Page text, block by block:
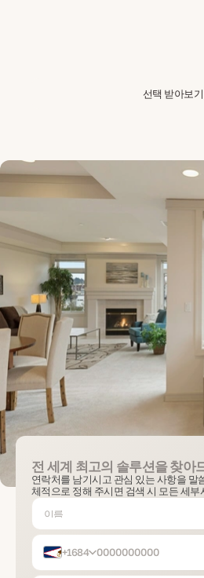
선택 받아보기
전 세계 최고의 솔루션을 찾아
연락처를 남기시고 관심 있는 사항을 말
체적으로 정해 주시면 검색 시 모든 세
+1684